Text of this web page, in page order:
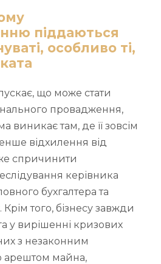
піддаються
особливо ті,
що може стати
провадження,
виникає там, де її зовсім
відхилення від
спричинити
керівника
бухгалтера та
Крім того, бізнесу завжди
у вирішенні кризових
з незаконним
арештом майна,